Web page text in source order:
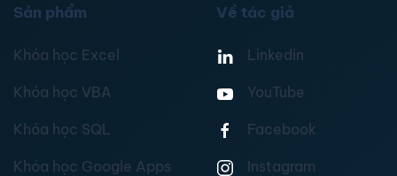
Sản phẩm
Khóa học Excel
Khóa học VBA
Khóa học SQL
Khóa học Google Apps
Về tác giả
Linkedin
YouTube
Facebook
Instagram